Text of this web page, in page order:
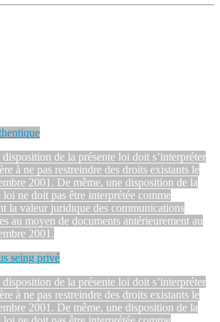
de la présente loi doit s’interpréter
à ne pas restreindre des droits existants le
2001. De même, une disposition de la
loi ne doit pas être interprétée comme
la valeur juridique des communications
au moyen de documents antérieurement au
2001.
seing privé
de la présente loi doit s’interpréter
à ne pas restreindre des droits existants le
2001. De même, une disposition de la